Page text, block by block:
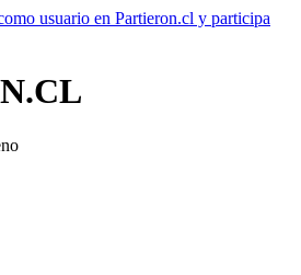
usuario en Partieron.cl y participa